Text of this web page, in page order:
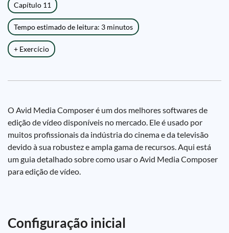
Capítulo 11
Tempo estimado de leitura: 3 minutos
+ Exercício
O Avid Media Composer é um dos melhores softwares de
edição de vídeo disponíveis no mercado. Ele é usado por
muitos profissionais da indústria do cinema e da televisão
devido à sua robustez e ampla gama de recursos. Aqui está
um guia detalhado sobre como usar o Avid Media Composer
para edição de vídeo.
Configuração inicial